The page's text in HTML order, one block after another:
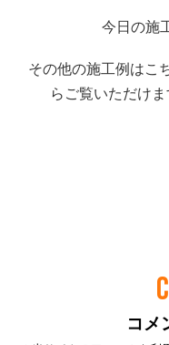
コメ